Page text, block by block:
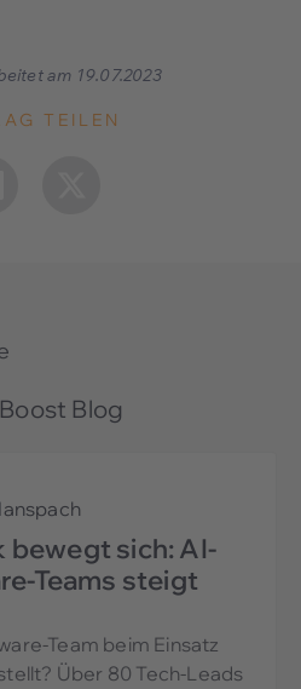
am 19.07.2023
TEILEN
Blog
bewegt sich: AI-
Teams steigt
Team beim Einsatz
Über 80 Tech-Leads